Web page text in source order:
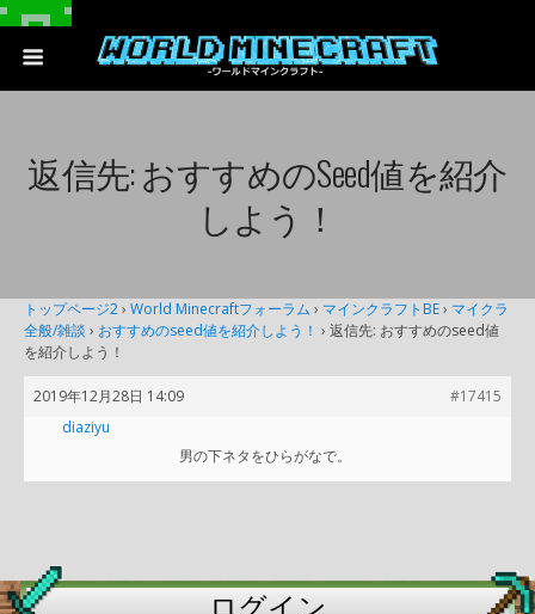
返信先: おすすめのseed値を紹介
しよう！
トップページ2› World Minecraftフォーラム › マインクラフトBE› マイクラ
全般/雑談 › おすすめのseed値を紹介しよう！ › 返信先: おすすめのseed値
を紹介しよう！
2019年12月28日 14:09
#17415
diaziyu
男の下ネタをひらがなで。
ログイン